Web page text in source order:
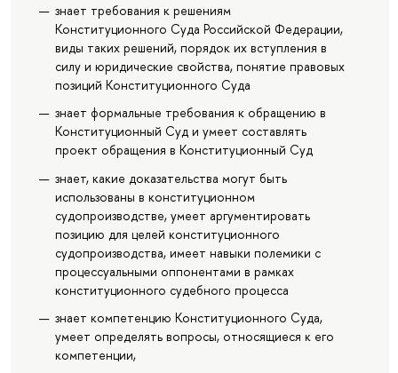
знает требования к решениям
Конституционного Суда Российской Федерации,
виды таких решений, порядок их вступления в
силу и юридические свойства, понятие правовых
позиций Конституционного Суда
знает формальные требования к обращению в
Конституционный Суд и умеет составлять
проект обращения в Конституционный Суд
знает, какие доказательства могут быть
использованы в конституционном
судопроизводстве, умеет аргументировать
позицию для целей конституционного
судопроизводства, имеет навыки полемики с
процессуальными оппонентами в рамках
конституционного судебного процесса
знает компетенцию Конституционного Суда,
умеет определять вопросы, относящиеся к его
компетенции,